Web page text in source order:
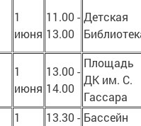
1
июня
11.00 -
13.00
Детская
1
июня
13.00 -
14.00
Площадь
ДК им. С.
Гассара
1
13.30 - Бассейн